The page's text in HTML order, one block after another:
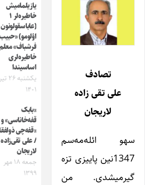
تصادف
علی تقی زاده
لاریجان
سهو ائله‌مه‌سم
1347نین پاییزی تزه
گیرمیشدی. من
یازیلمامیش
خاطیره‌لر ۱
(عاباسقولونون
اؤلومو)
فرشباف»
خاطیره‌لری
اساسیندا
یکشنبه ۲۶ تیر
۱۴۰۱
«بابک
قفه‌خاناسی» و
«قفه‌چی
/ علی تقی‌زاده
لاریجان
جمعه ۱۸ مهر
۱۳۹۹